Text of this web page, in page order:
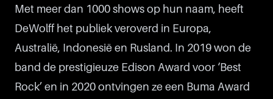
Met meer dan 1000 shows op hun naam, heeft
DeWolff het publiek veroverd in Europa,
Australië, Indonesië en Rusland. In 2019 won de
band de prestigieuze Edison Award voor ‘Best
Rock’ en in 2020 ontvingen ze een Buma Award